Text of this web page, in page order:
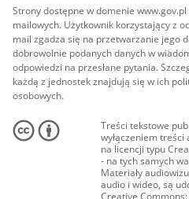
Strony dostępne w domenie
mailowych. Użytkownik korzystający z
mail zgadza się na przetwarzanie jego
dobrowolnie podanych danych w
odpowiedzi na przesłane pytania.
każdą z jednostek znajdują się w ich
osobowych.
Treści tekstowe
wyłączeniem
na licencji typu
- na tych samych
Materiały
audio i wideo, są
Creative